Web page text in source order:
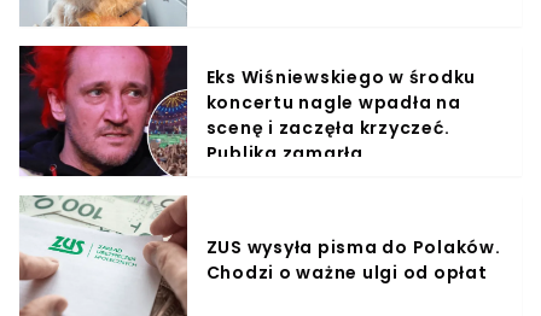
Eks Wiśniewskiego w środku
koncertu nagle wpadła na
scenę i zaczęła krzyczeć.
Publika zamarła
ZUS wysyła pisma do Polaków.
Chodzi o ważne ulgi od opłat